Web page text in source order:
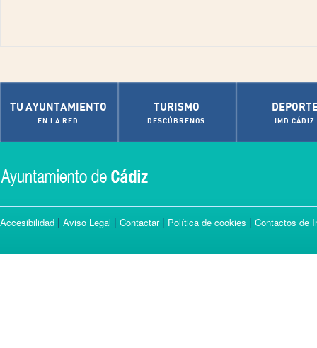
TU AYUNTAMIENTO
EN LA RED
TURISMO
DESCÚBRENOS IMD CÁDIZ
Accesibilidad | Aviso Legal | Contactar| Política de cookies | Contactos de